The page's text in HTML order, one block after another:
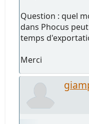
Question : quel
dans Phocus
temps
Merci